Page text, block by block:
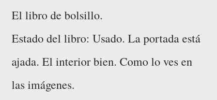
El libro de bolsillo.
Estado del libro: Usado. La portada está
ajada. El interior bien. Como lo ves en
las imágenes.